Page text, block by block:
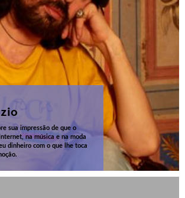
sua impressão de que o
na música e na moda
dinheiro com o que lhe toca